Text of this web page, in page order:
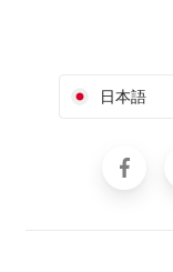
日本語